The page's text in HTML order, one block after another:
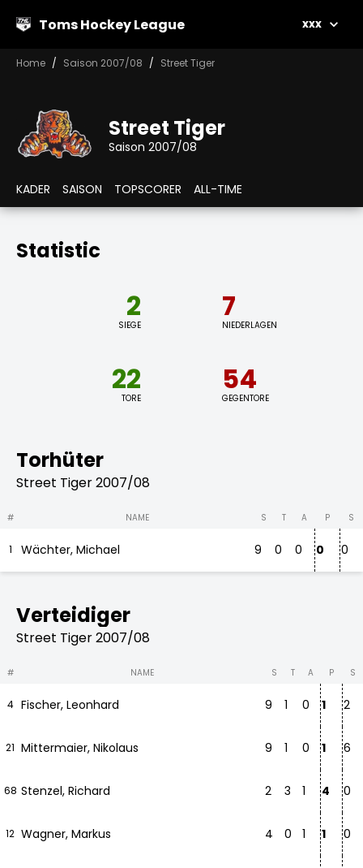
Toms Hockey League xxx
Home Saison 2007/08 Street Tiger
Street Tiger
Saison 2007/08
KADER SAISON TOPSCORER ALL-TIME
Statistic
2
SIEGE
7
NIEDERLAGEN
22
TORE
54
GEGENTORE
Torhüter
Street Tiger 2007/08
# NAME S T A P S
1 Wächter, Michael 9 0 0 0 0
Verteidiger
Street Tiger 2007/08
# NAME S T A P S
4 Fischer, Leonhard 9 1 0 1 2
21 Mittermaier, Nikolaus 9 1 0 1 6
68 Stenzel, Richard 2 3 1 4 0
12 Wagner, Markus 4 0 1 1 0